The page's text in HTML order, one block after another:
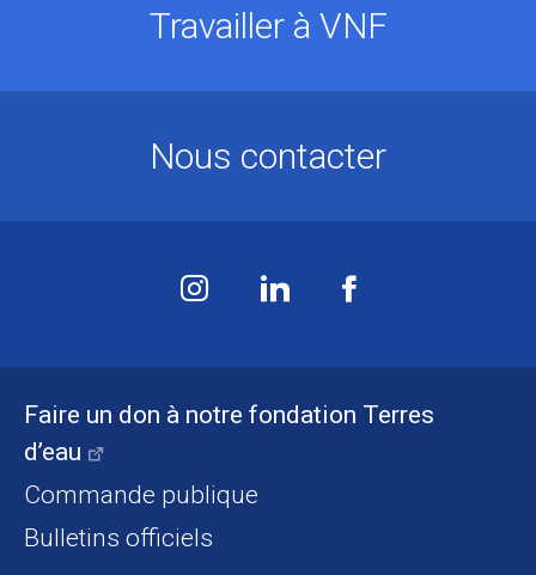
Faire un don à notre fondation Terres
d’eau
Commande publique
Bulletins officiels
Travailler à VNF
Nous contacter